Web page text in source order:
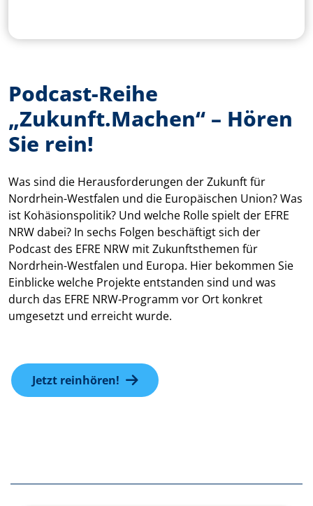
Podcast-Reihe
„Zukunft.Machen“ – Hören
Sie rein!
Was sind die Herausforderungen der Zukunft für
Nordrhein-Westfalen und die Europäischen Union? Was
ist Kohäsionspolitik? Und welche Rolle spielt der EFRE
NRW dabei? In sechs Folgen beschäftigt sich der
Podcast des EFRE NRW mit Zukunftsthemen für
Nordrhein-Westfalen und Europa. Hier bekommen Sie
Einblicke welche Projekte entstanden sind und was
durch das EFRE NRW-Programm vor Ort konkret
umgesetzt und erreicht wurde.
Jetzt reinhören!